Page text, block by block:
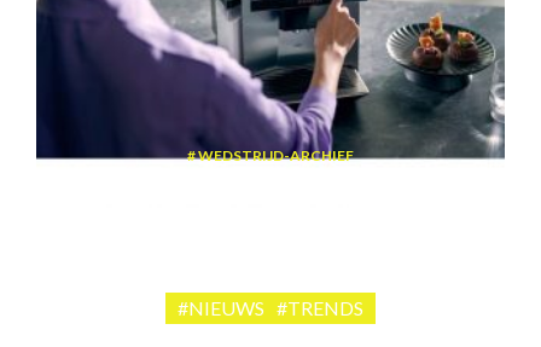
WEDSTRIJD-ARCHIEF
#NIEUWS #TRENDS